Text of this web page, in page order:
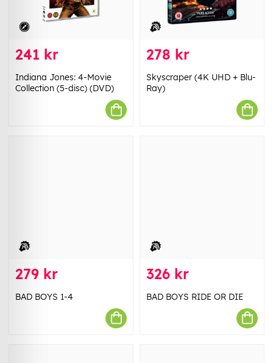
241 kr
Indiana Jones: 4-Movie
Collection (5-disc) (DVD)
278 kr
Skyscraper (4K UHD + Blu-
Ray)
279 kr
BAD BOYS 1-4
326 kr
BAD BOYS RIDE OR DIE